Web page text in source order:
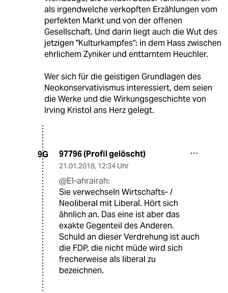
als irgendwelche verkopften Erzählungen vom
perfekten Markt und von der offenen
Gesellschaft. Und darin liegt auch die Wut des
jetzigen "Kulturkampfes": in dem Hass zwischen
ehrlichem Zyniker und enttarntem Heuchler.
Wer sich für die geistigen Grundlagen des
Neokonservativismus interessiert, dem seien
die Werke und die Wirkungsgeschichte von
Irving Kristol ans Herz gelegt.
9G 97796 (Profil gelöscht)
21.01.2018, 12:34 Uhr
@El-ahrairah:
Sie verwechseln Wirtschafts- /
Neoliberal mit Liberal. Hört sich
ähnlich an. Das eine ist aber das
exakte Gegenteil des Anderen.
Schuld an dieser Verdrehung ist auch
die FDP, die nicht müde wird sich
frecherweise als liberal zu
bezeichnen.